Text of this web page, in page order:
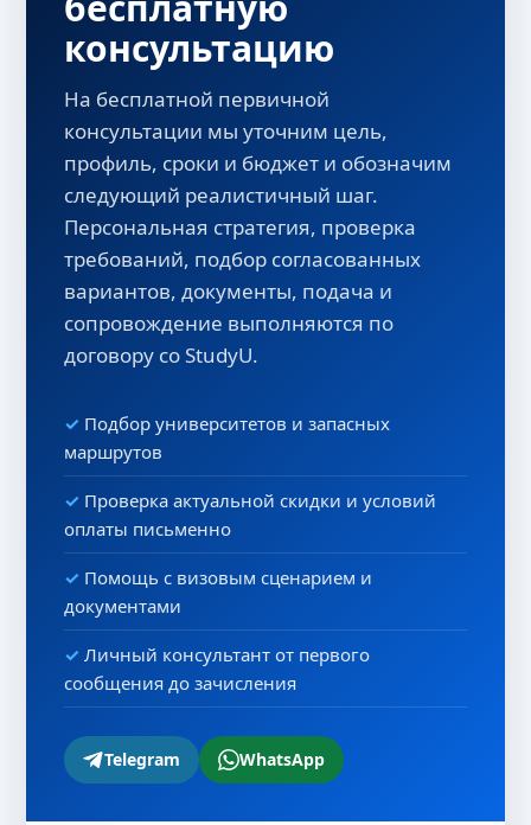
консультацию
На бесплатной первичной
консультации мы уточним цель,
профиль, сроки и бюджет и обозначим
следующий реалистичный шаг.
Персональная стратегия, проверка
требований, подбор согласованных
вариантов, документы, подача и
сопровождение выполняются по
договору со StudyU.
Подбор университетов и запасных
маршрутов
Проверка актуальной скидки и условий
оплаты письменно
Помощь с визовым сценарием и
документами
Личный консультант от первого
сообщения до зачисления
Telegram WhatsApp